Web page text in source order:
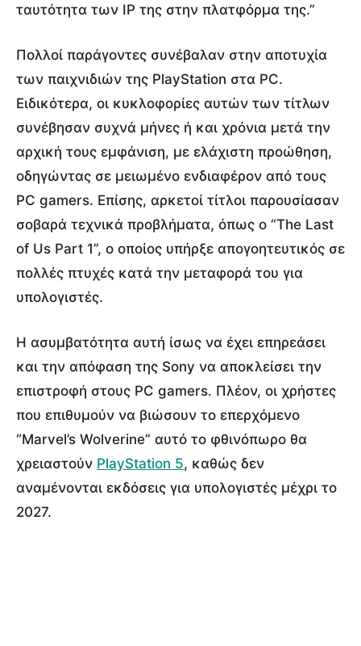
ταυτότητα των IP της στην πλατφόρμα της.”
Πολλοί παράγοντες συνέβαλαν στην αποτυχία
των παιχνιδιών της PlayStation στα PC.
Ειδικότερα, οι κυκλοφορίες αυτών των τίτλων
συνέβησαν συχνά μήνες ή και χρόνια μετά την
αρχική τους εμφάνιση, με ελάχιστη προώθηση,
οδηγώντας σε μειωμένο ενδιαφέρον από τους
PC gamers. Επίσης, αρκετοί τίτλοι παρουσίασαν
σοβαρά τεχνικά προβλήματα, όπως ο “The Last
of Us Part 1”, ο οποίος υπήρξε απογοητευτικός σε
πολλές πτυχές κατά την μεταφορά του για
υπολογιστές.
Η ασυμβατότητα αυτή ίσως να έχει επηρεάσει
και την απόφαση της Sony να αποκλείσει την
επιστροφή στους PC gamers. Πλέον, οι χρήστες
που επιθυμούν να βιώσουν το επερχόμενο
“Marvel’s Wolverine” αυτό το φθινόπωρο θα
χρειαστούν PlayStation 5, καθώς δεν
αναμένονται εκδόσεις για υπολογιστές μέχρι το
2027.